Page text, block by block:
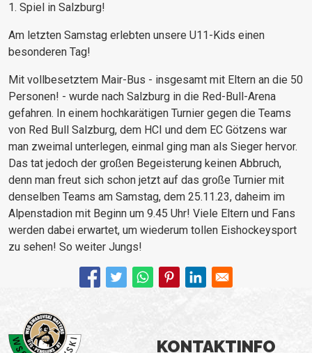
1. Spiel in Salzburg!
Am letzten Samstag erlebten unsere U11-Kids einen
besonderen Tag!
Mit vollbesetztem Mair-Bus - insgesamt mit Eltern an die 50
Personen! - wurde nach Salzburg in die Red-Bull-Arena
gefahren. In einem hochkarätigen Turnier gegen die Teams
von Red Bull Salzburg, dem HCI und dem EC Götzens war
man zweimal unterlegen, einmal ging man als Sieger hervor.
Das tat jedoch der großen Begeisterung keinen Abbruch,
denn man freut sich schon jetzt auf das große Turnier mit
denselben Teams am Samstag, dem 25.11.23, daheim im
Alpenstadion mit Beginn um 9.45 Uhr! Viele Eltern und Fans
werden dabei erwartet, um wiederum tollen Eishockeysport
zu sehen! So weiter Jungs!
KONTAKTINFO